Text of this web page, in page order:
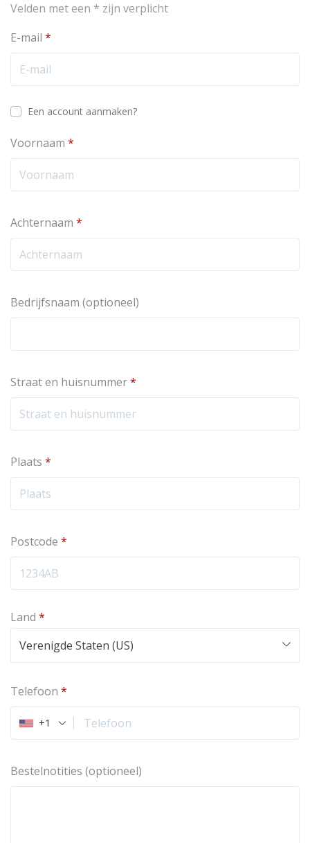
Velden met een * zijn verplicht
E-mail *
Een account aanmaken?
Voornaam *
Achternaam *
Bedrijfsnaam (optioneel)
Straat en huisnummer*
Plaats *
Postcode *
Land *
Verenigde Staten (US)
Telefoon *
+1
Bestelnotities (optioneel)